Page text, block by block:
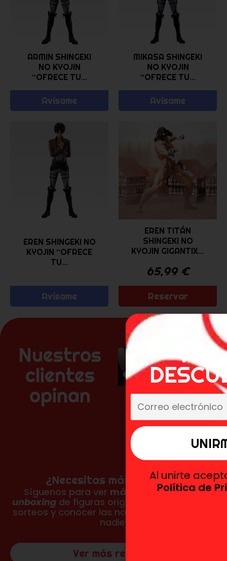
ARMIN SHINGEKI
NO KYOJIN
“OFRECE TU...
Avísame
MIKASA SHINGEKI
NO KYOJIN
“OFRECE TU...
Avísame
EREN SHINGEKI NO
KYOJIN “OFRECE
TU...
Avísame
EREN TITÁN
SHINGEKI NO
KYOJIN GIGANTIX...
65,99 €
Reservar
Nuestros
clientes
opinan
¿Necesitas más reseñas?
Síguenos para ver más fotos, vídeos y
unboxing de figuras originales, participar en
sorteos y conocer las novedades antes que
nadie.
Ver más reseñas
10%
Al unirte
Política de